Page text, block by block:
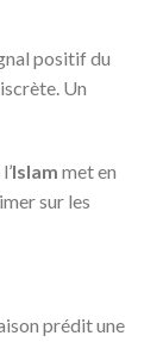
positif du
Un
Islam met en
sur les
prédit une